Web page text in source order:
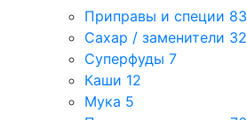
Приправы и специи 83
Сахар / заменители 32
Суперфуды 7
Каши 12
Мука 5